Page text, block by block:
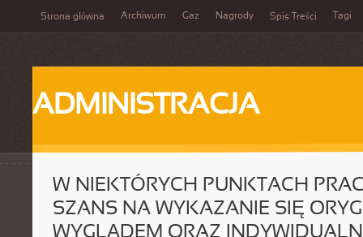
Strona główna Archiwum Gaz Nagrody Spis Treści Tagi
ADMINISTRACJA
W NIEKTÓRYCH PUNKTACH
SZANS NA WYKAZANIE SIĘ
WYGLĄDEM ORAZ